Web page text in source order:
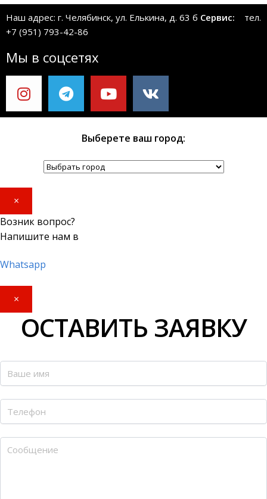
Наш адрес: г. Челябинск, ул. Елькина, д. 63 б Сервис: тел.
+7 (951) 793-42-86
Мы в соцсетях
Выберете ваш город:
×
Возник вопрос?
Напишите нам в
Whatsapp
×
ОСТАВИТЬ ЗАЯВКУ